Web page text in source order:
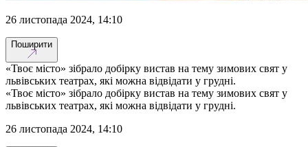
26 листопада 2024, 14:10
Поширити
«Твоє місто» зібрало добірку вистав на тему зимових свят у
львівських театрах, які можна відвідати у грудні.
«Твоє місто» зібрало добірку вистав на тему зимових свят у
львівських театрах, які можна відвідати у грудні.
26 листопада 2024, 14:10